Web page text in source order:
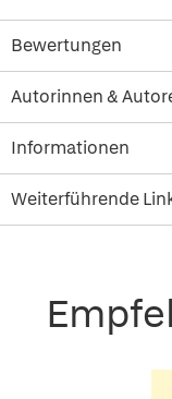
Bewertungen
Autorinnen &
Informationen
Weiterführende